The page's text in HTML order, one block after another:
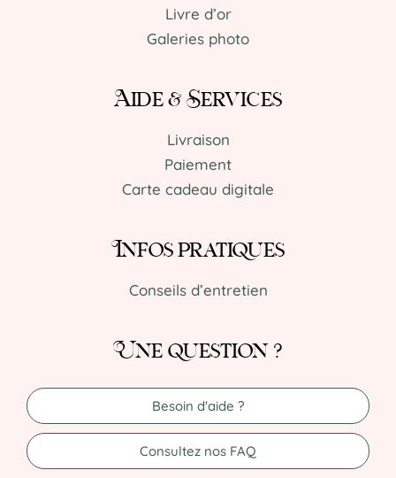
Livre d’or
Galeries photo
Aide & Services
Livraison
Paiement
Carte cadeau digitale
Infos pratiques
Conseils d’entretien
Une question ?
Besoin d'aide ?
Consultez nos FAQ